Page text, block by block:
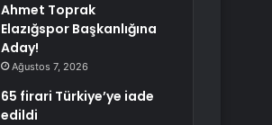
Ahmet Toprak
Elazığspor Başkanlığına
Aday!
Ağustos 7, 2026
65 firari Türkiye’ye iade
edildi